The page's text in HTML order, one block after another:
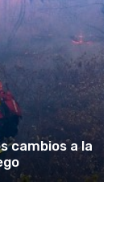
cambios a la